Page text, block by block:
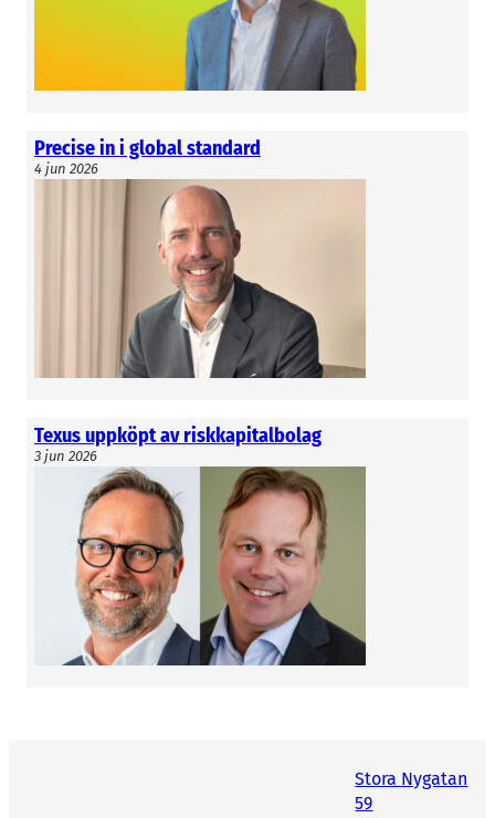
Precise in i global standard
4 jun 2026
Texus uppköpt av riskkapitalbolag
3 jun 2026
Stora Nygatan
59